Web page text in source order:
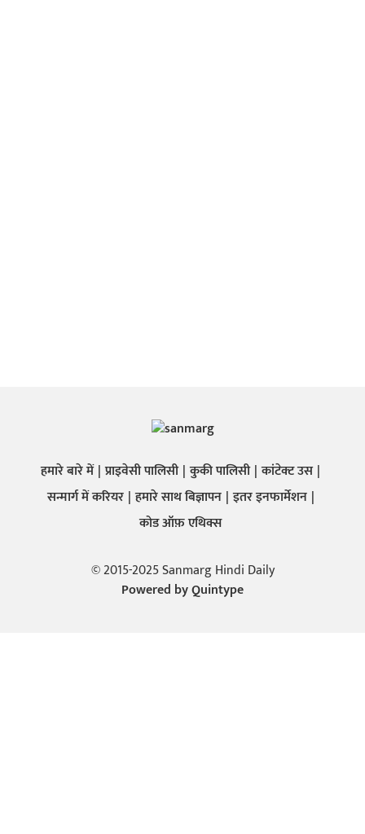
हमारे बारे में प्राइवेसी पालिसी कुकी पालिसी कांटेक्ट उस
सन्मार्ग में करियर हमारे साथ बिज्ञापन इतर इनफार्मेशन
कोड ऑफ़ एथिक्स
© 2015-2025 Sanmarg Hindi Daily
Powered byQuintype